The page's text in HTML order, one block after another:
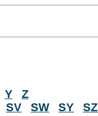
Y
Z
SV SW SY SZ